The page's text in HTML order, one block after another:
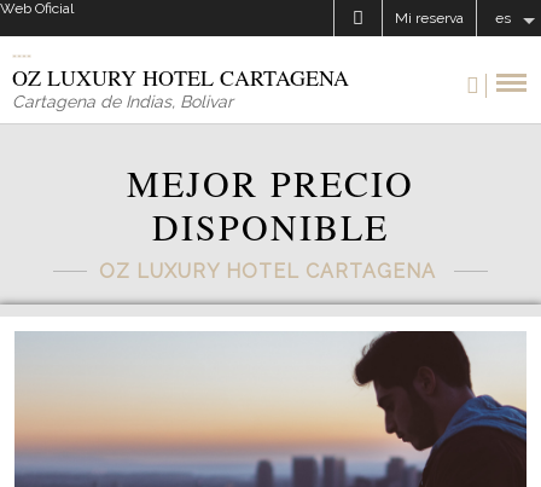
Web Oficial
Mi reserva es
OZ LUXURY HOTEL CARTAGENA
Cartagena de Indias, Bolivar
MEJOR PRECIO
DISPONIBLE
OZ LUXURY HOTEL CARTAGENA